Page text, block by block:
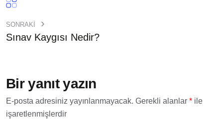
SONRAKI
Sınav Kaygısı Nedir?
Bir yanıt yazın
E-posta adresiniz yayınlanmayacak. Gerekli alanlar * ile
işaretlenmişlerdir